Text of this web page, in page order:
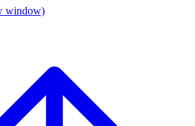
window)